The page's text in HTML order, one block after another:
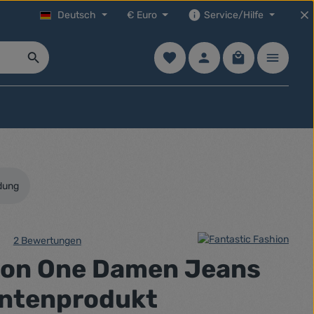
Deutsch € Euro Service/Hilfe
Du hast 0 Produkte auf dem
Warenkorb
2 Bewertungen
One Damen Jeans